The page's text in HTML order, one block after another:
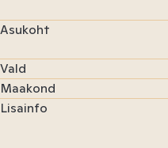
Asukoht
Vald
Maakond
Lisainfo